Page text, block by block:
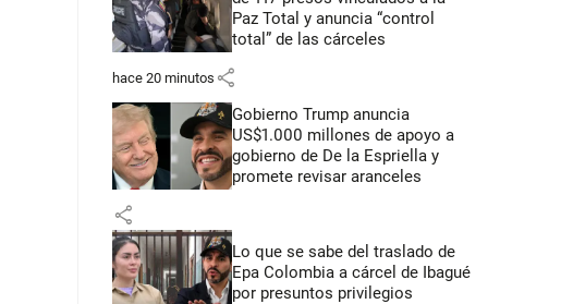
Paz Total y anuncia “control
total” de las cárceles
hace 20 minutos share
Gobierno Trump anuncia
US$1.000 millones de apoyo a
gobierno de De la Espriella y
promete revisar aranceles
share
Lo que se sabe del traslado de
Epa Colombia a cárcel de Ibagué
por presuntos privilegios